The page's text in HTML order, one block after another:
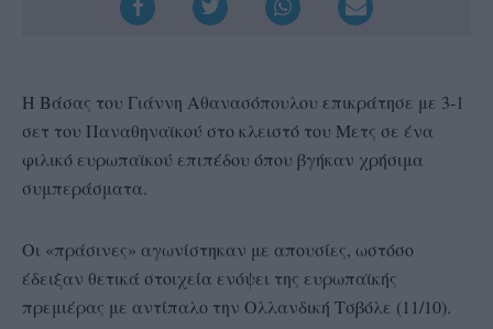
Η Βάσας του Γιάννη Αθανασόπουλου επικράτησε με 3-1
σετ του Παναθηναϊκού στο κλειστό του Μετς σε ένα
φιλικό ευρωπαϊκού επιπέδου όπου βγήκαν χρήσιμα
συμπεράσματα.
Οι «πράσινες» αγωνίστηκαν με απουσίες, ωστόσο
έδειξαν θετικά στοιχεία ενόψει της ευρωπαϊκής
πρεμιέρας με αντίπαλο την Ολλανδική Τσβόλε (11/10).